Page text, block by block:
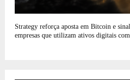
Strategy reforça aposta em Bitcoin e
empresas que utilizam ativos digitais